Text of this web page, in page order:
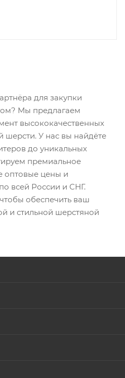
для закупки
Мы предлагаем
высококачественных
шерсти. У нас вы найдёте
до уникальных
премиальное
оптовые цены и
всей России и СНГ.
обеспечить ваш
и стильной шерстяной